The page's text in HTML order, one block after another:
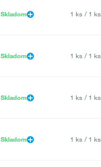
Skladom 1 ks / 1 ks
Skladom 1 ks / 1 ks
Skladom 1 ks / 1 ks
Skladom 1 ks / 1 ks